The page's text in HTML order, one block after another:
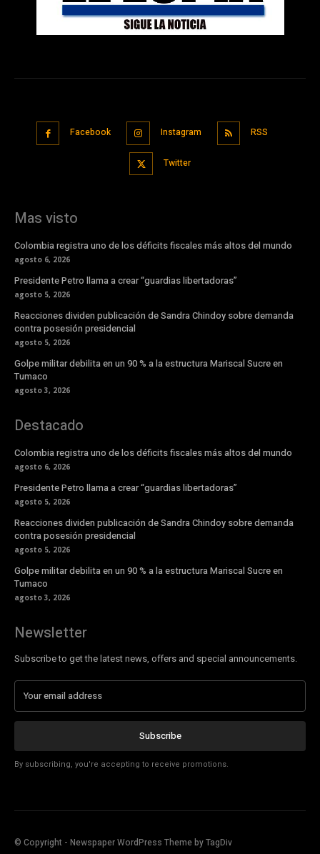
Facebook Instagram RSS
Twitter
Mas visto
Colombia registra uno de los déficits fiscales más altos del mundo
agosto 6, 2026
Presidente Petro llama a crear “guardias libertadoras”
agosto 5, 2026
Reacciones dividen publicación de Sandra Chindoy sobre demanda
contra posesión presidencial
agosto 5, 2026
Golpe militar debilita en un 90 % a la estructura Mariscal Sucre en
Tumaco
agosto 3, 2026
Destacado
Colombia registra uno de los déficits fiscales más altos del mundo
agosto 6, 2026
Presidente Petro llama a crear “guardias libertadoras”
agosto 5, 2026
Reacciones dividen publicación de Sandra Chindoy sobre demanda
contra posesión presidencial
agosto 5, 2026
Golpe militar debilita en un 90 % a la estructura Mariscal Sucre en
Tumaco
agosto 3, 2026
Newsletter
Subscribe to get the latest news, offers and special announcements.
Subscribe
By subscribing, you're accepting to receive promotions.
© Copyright - Newspaper WordPress Theme by TagDiv